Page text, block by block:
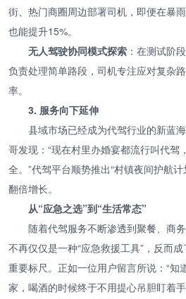
街、热门商圈周边部署司机，即便在暴
也能提升15%。
无人驾驶协同模式探索 ：在测试阶
负责处理简单路段，司机专注应对复杂
率。
3. 服务向下延伸
县域市场已经成为代驾行业的新蓝
哥发现：“现在村里办婚宴都流行叫代驾
全。”代驾平台顺势推出“村镇夜间护航
翻倍增长。
从“应急之选”到“生活常态”
随着代驾服务不断渗透到聚餐、商
不再仅仅是一种“应急救援工具”，反而
重要标尺。正如一位用户留言所说：“知
家，喝酒的时候终于不用提心吊胆盯着